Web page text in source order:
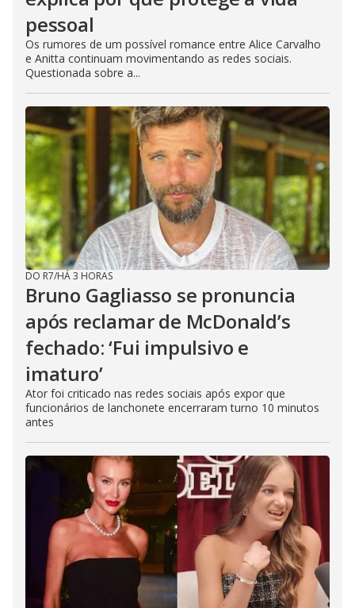
pessoal
Os rumores de um possível romance entre Alice Carvalho
e Anitta continuam movimentando as redes sociais.
Questionada sobre a...
DO R7/HÁ 3 HORAS
Bruno Gagliasso se pronuncia
após reclamar de McDonald’s
fechado: ‘Fui impulsivo e
imaturo’
Ator foi criticado nas redes sociais após expor que
funcionários de lanchonete encerraram turno 10 minutos
antes